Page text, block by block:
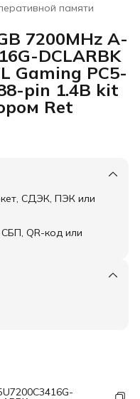
памяти
7200MHz A-
DCLARBK
Gaming PC5-
pin 1.4В kit
Ret
СДЭК, ПЭК или
QR-код или